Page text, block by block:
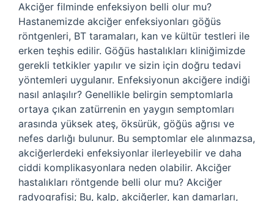
Akciğer filminde enfeksiyon belli olur mu?
Hastanemizde akciğer enfeksiyonları göğüs
röntgenleri, BT taramaları, kan ve kültür testleri ile
erken teşhis edilir. Göğüs hastalıkları kliniğimizde
gerekli tetkikler yapılır ve sizin için doğru tedavi
yöntemleri uygulanır. Enfeksiyonun akciğere indiği
nasıl anlaşılır? Genellikle belirgin semptomlarla
ortaya çıkan zatürrenin en yaygın semptomları
arasında yüksek ateş, öksürük, göğüs ağrısı ve
nefes darlığı bulunur. Bu semptomlar ele alınmazsa,
akciğerlerdeki enfeksiyonlar ilerleyebilir ve daha
ciddi komplikasyonlara neden olabilir. Akciğer
hastalıkları röntgende belli olur mu? Akciğer
radyografisi; Bu, kalp, akciğerler, kan damarları,